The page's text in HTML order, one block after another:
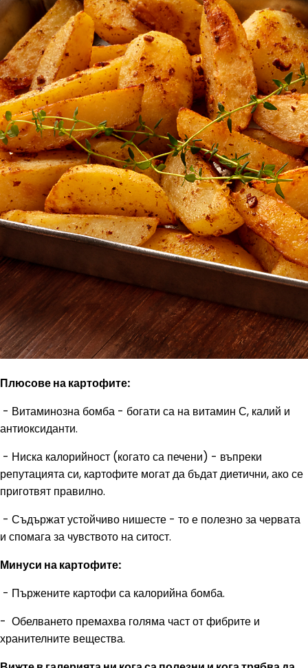
Плюсове на картофите:
- Витаминозна бомба - богати са на витамин С, калий и
антиоксиданти.
- Ниска калорийност (когато са печени) - въпреки
репутацията си, картофите могат да бъдат диетични, ако се
приготвят правилно.
- Съдържат устойчиво нишесте - то е полезно за червата
и спомага за чувството на ситост.
Минуси на картофите:
- Пържените картофи са калорийна бомба.
- Обелването премахва голяма част от фибрите и
хранителните вещества.